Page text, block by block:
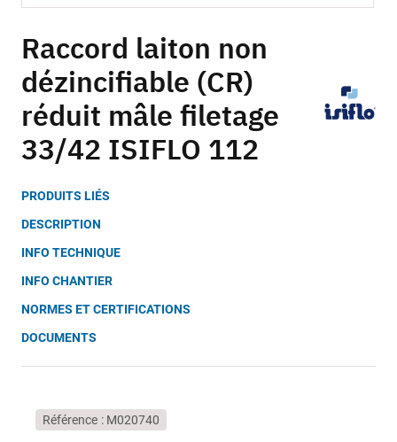
to
the
beginning
of
the
images
gallery
Raccord laiton non
dézincifiable (CR)
réduit mâle filetage
33/42 ISIFLO 112
PRODUITS LIÉS
DESCRIPTION
INFO TECHNIQUE
INFO CHANTIER
NORMES ET CERTIFICATIONS
DOCUMENTS
Référence M020740